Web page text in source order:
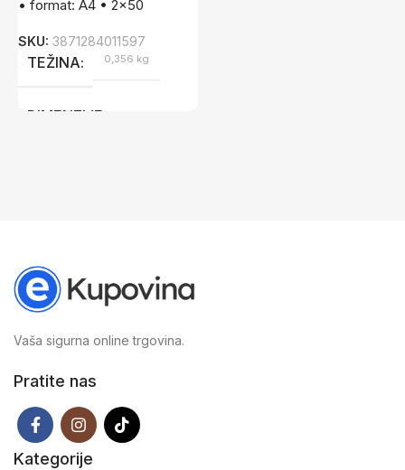
• format: A4 • 2×50
SKU: 3871284011597
TEŽINA 0,356 kg
DIMENZIJE
Vaša sigurna online trgovina.
Pratite nas
Kategorije